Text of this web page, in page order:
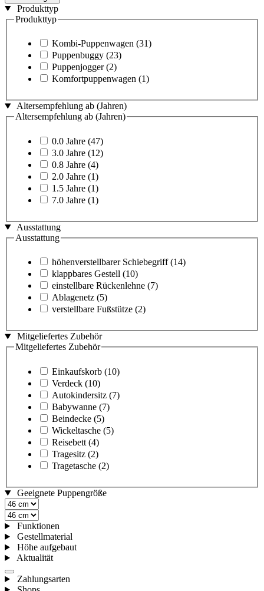
Produkttyp
Produkttyp
Kombi-Puppenwagen (31)
Puppenbuggy (23)
Puppenjogger (2)
Komfortpuppenwagen (1)
Altersempfehlung ab (Jahren)
Altersempfehlung ab (Jahren)
0.0 Jahre (47)
3.0 Jahre (12)
0.8 Jahre (4)
2.0 Jahre (1)
1.5 Jahre (1)
7.0 Jahre (1)
Ausstattung
Ausstattung
höhenverstellbarer Schiebegriff (14)
klappbares Gestell (10)
einstellbare Rückenlehne (7)
Ablagenetz (5)
verstellbare Fußstütze (2)
Mitgeliefertes Zubehör
Mitgeliefertes Zubehör
Einkaufskorb (10)
Verdeck (10)
Autokindersitz (7)
Babywanne (7)
Beindecke (5)
Wickeltasche (5)
Reisebett (4)
Tragesitz (2)
Tragetasche (2)
Geeignete Puppengröße
Funktionen
Gestellmaterial
Höhe aufgebaut
Aktualität
Zahlungsarten